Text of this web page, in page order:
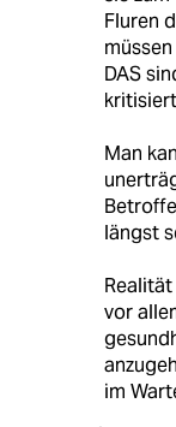
Fluren
DAS
Man
längst
vor
im